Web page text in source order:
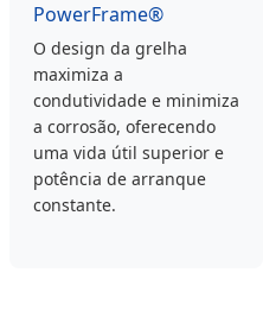
PowerFrame®
O design da grelha
maximiza a
condutividade e minimiza
a corrosão, oferecendo
uma vida útil superior e
potência de arranque
constante.